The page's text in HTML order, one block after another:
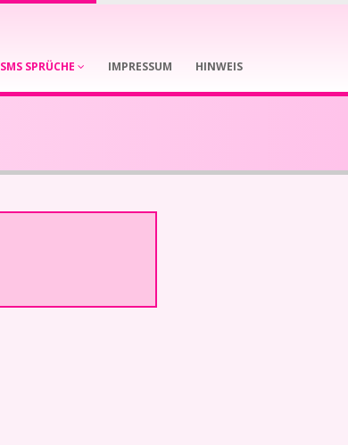
SMS SPRÜCHE IMPRESSUM HINWEIS